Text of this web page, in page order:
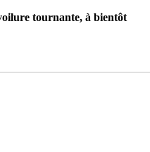
tournante, à bientôt